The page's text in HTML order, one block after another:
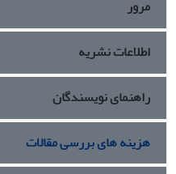
مرور
اطلاعات نشریه
راهنمای نویسندگان
هزینه های بررسی مقالات